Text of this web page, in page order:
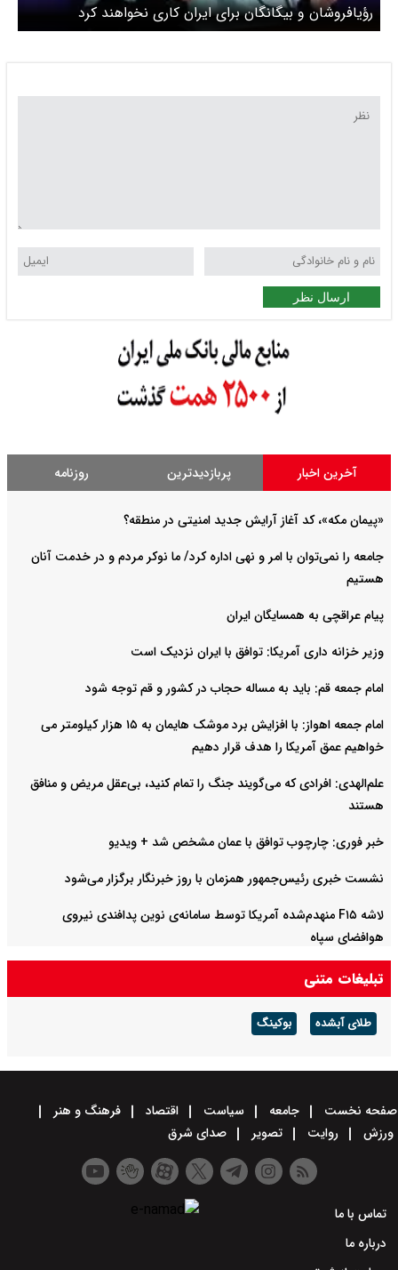
رؤیافروشان و بیگانگان برای ایران کاری نخواهند کرد
ارسال نظر
آخرین اخبار پربازدیدترین روزنامه
«پیمان مکه»، کد آغاز آرایش جدید امنیتی در منطقه؟
جامعه را نمی‌توان با امر و نهی اداره کرد/ ما نوکر مردم و در خدمت آنان
هستیم
پیام عراقچی به همسایگان ایران
وزیر خزانه داری آمریکا: توافق با ایران نزدیک است
امام جمعه قم: باید به مساله حجاب در کشور و قم توجه شود
امام‌ جمعه اهواز: با افزایش برد موشک هایمان به ۱۵ هزار کیلومتر می
خواهیم عمق آمریکا را هدف قرار دهیم
علم‌الهدی: افرادی که می‌گویند جنگ را تمام کنید، بی‌عقل مریض و منافق
هستند
خبر فوری: چارچوب توافق با عمان مشخص شد + ویدیو
نشست خبری رئیس‌جمهور همزمان با روز خبرنگار برگزار می‌شود
لاشه F۱۵ منهدم‌شده آمریکا توسط سامانه‌ی نوین پدافندی نیروی
هوافضای سپاه
تبلیغات متنی
طلای آبشده بوکینگ
صفحه نخست جامعه سیاست اقتصاد
فرهنگ و هنر
ورزش
روایت تصویر صدای شرق
تماس با ما
درباره ما